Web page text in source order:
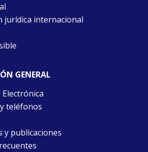
jurídica internacional
GENERAL
Electrónica
teléfonos
y publicaciones